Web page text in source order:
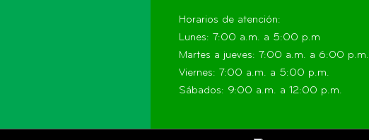
Horarios de atención:
Lunes: 7:00 a.m. a 5:00 p.m
Martes a jueves: 7:00 a.m. a 6:00 p.m.
Viernes: 7:00 a.m. a 5:00 p.m.
Sábados: 9:00 a.m. a 12:00 p.m.